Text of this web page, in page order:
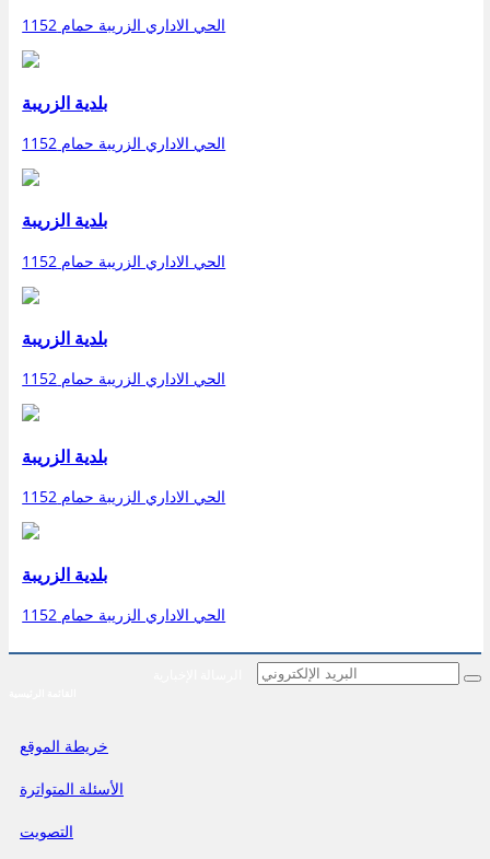
الحي الاداري الزريبة حمام 1152
بلدية الزريبة
الحي الاداري الزريبة حمام 1152
بلدية الزريبة
الحي الاداري الزريبة حمام 1152
بلدية الزريبة
الحي الاداري الزريبة حمام 1152
بلدية الزريبة
الحي الاداري الزريبة حمام 1152
بلدية الزريبة
الحي الاداري الزريبة حمام 1152
خريطة الموقع
الأسئلة المتواترة
التصويت